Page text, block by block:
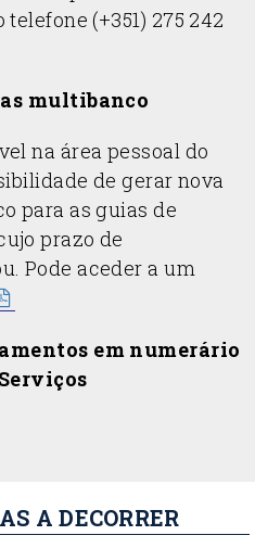
(+351) 275 242
multibanco
na área pessoal do
de gerar nova
para as guias de
prazo de
Pode aceder a um
em numerário
A DECORRER